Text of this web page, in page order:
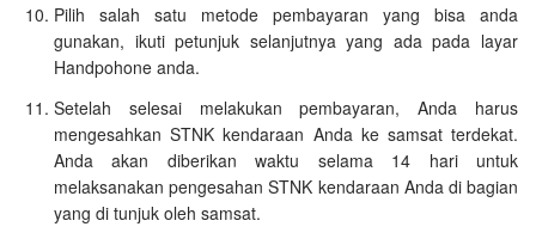
Pilih salah satu metode pembayaran yang bisa anda
gunakan, ikuti petunjuk selanjutnya yang ada pada layar
Handpohone anda.
Setelah selesai melakukan pembayaran, Anda harus
mengesahkan STNK kendaraan Anda ke samsat terdekat.
Anda akan diberikan waktu selama 14 hari untuk
melaksanakan pengesahan STNK kendaraan Anda di bagian
yang di tunjuk oleh samsat.